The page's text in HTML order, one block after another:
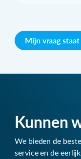
Mijn vraag
Kunnen
We bieden de
service en de